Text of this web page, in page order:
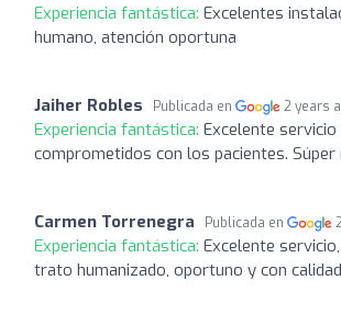
Experiencia fantástica: Excelentes
humano, atención oportuna
Jaiher Robles Publicada en 2 years
Experiencia fantástica: Excelente servicio
comprometidos con los pacientes. Súper
Carmen Torrenegra Publicada en
Experiencia fantástica: Excelente
trato humanizado, oportuno y con